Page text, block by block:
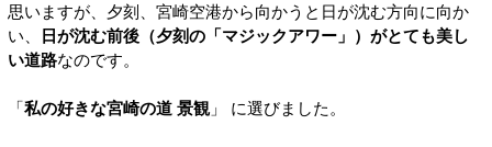
思いますが、夕刻、宮崎空港から向かうと日が沈む方向に向か
い、
日が沈む前後（夕刻の「マジックアワー」）がとても美し
い道路なのです。
「 私の好きな宮崎の道 景観」 に選びました。